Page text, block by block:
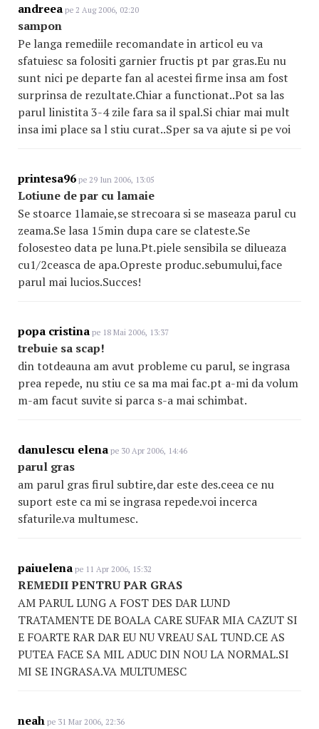
andreea pe 2 Aug 2006, 02:20
sampon
Pe langa remediile recomandate in articol eu va
sfatuiesc sa folositi garnier fructis pt par gras.Eu nu
sunt nici pe departe fan al acestei firme insa am fost
surprinsa de rezultate.Chiar a functionat..Pot sa las
parul linistita 3-4 zile fara sa il spal.Si chiar mai mult
insa imi place sa l stiu curat..Sper sa va ajute si pe voi
printesa96 pe 29 Iun 2006, 13:05
Lotiune de par cu lamaie
Se stoarce 1lamaie,se strecoara si se maseaza parul cu
zeama.Se lasa 15min dupa care se clateste.Se
folosesteo data pe luna.Pt.piele sensibila se dilueaza
cu1/2ceasca de apa.Opreste produc.sebumului,face
parul mai lucios.Succes!
popa cristina pe 18 Mai 2006, 13:37
trebuie sa scap!
din totdeauna am avut probleme cu parul, se ingrasa
prea repede, nu stiu ce sa ma mai fac.pt a-mi da volum
m-am facut suvite si parca s-a mai schimbat.
danulescu elena pe 30 Apr 2006, 14:46
parul gras
am parul gras firul subtire,dar este des.ceea ce nu
suport este ca mi se ingrasa repede.voi incerca
sfaturile.va multumesc.
paiuelena pe 11 Apr 2006, 15:32
REMEDII PENTRU PAR GRAS
AM PARUL LUNG A FOST DES DAR LUND
TRATAMENTE DE BOALA CARE SUFAR MIA CAZUT SI
E FOARTE RAR DAR EU NU VREAU SAL TUND.CE AS
PUTEA FACE SA MIL ADUC DIN NOU LA NORMAL.SI
MI SE INGRASA.VA MULTUMESC
neah pe 31 Mar 2006, 22:36